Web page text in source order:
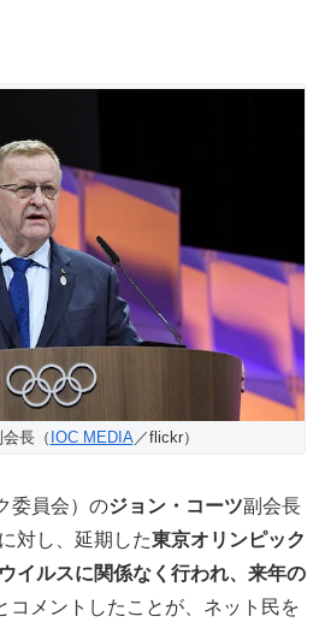
会長（ IOC MEDIA／flickr）
委員会）のジョン・コーツ副会長
対し、延期した東京オリンピック
イルスに関係なく行われ、来年の
コメントしたことが、ネット民を